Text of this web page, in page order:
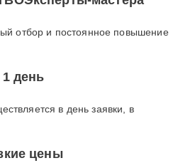
отбор и постоянное повышение
день
в день заявки, в
цены